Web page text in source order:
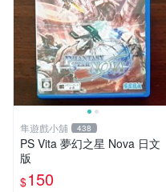
隼遊戲小舖 438
PS Vita 夢幻之星 Nova 日文
版
$150